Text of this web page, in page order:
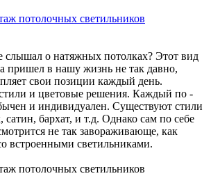
слышал о натяжных потолках? Этот вид
пришел в нашу жизнь не так давно,
свои позиции каждый день.
и цветовые решения. Каждый по -
и индивидуален. Существуют стили
сатин, бархат, и т.д. Однако сам по себе
не так завораживающе, как
встроенными светильниками.